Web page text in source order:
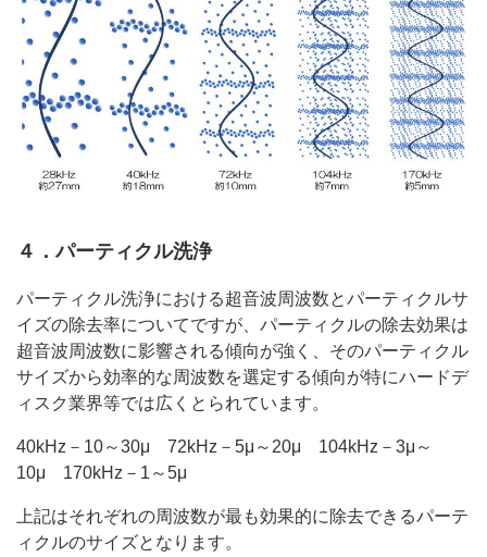
４．パーティクル洗浄
パーティクル洗浄における超音波周波数とパーティクルサ
イズの除去率についてですが、パーティクルの除去効果は
超音波周波数に影響される傾向が強く、そのパーティクル
サイズから効率的な周波数を選定する傾向が特にハードデ
ィスク業界等では広くとられています。
40kHz－10～30μ 72kHz－5μ～20μ 104kHz－3μ～
10μ 170kHz－1～5μ
上記はそれぞれの周波数が最も効果的に除去できるパーテ
ィクルのサイズとなります。